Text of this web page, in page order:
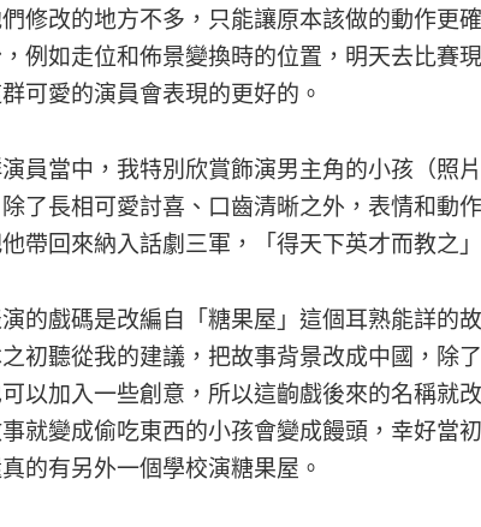
修改的地方不多，只能讓原本該做的動作更
例如走位和佈景變換時的位置，明天去比賽
可愛的演員會表現的更好的。
員當中，我特別欣賞飾演男主角的小孩（照
了長相可愛討喜、口齒清晰之外，表情和動
帶回來納入話劇三軍，「得天下英才而教之
的戲碼是改編自「糖果屋」這個耳熟能詳的
初聽從我的建議，把故事背景改成中國，除
以加入一些創意，所以這齣戲後來的名稱就
就變成偷吃東西的小孩會變成饅頭，幸好當
的有另外一個學校演糖果屋。